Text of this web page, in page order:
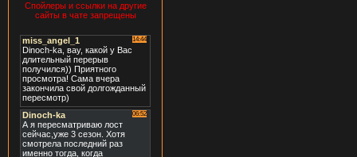
Спойлеры и ссылки на другие
сайты в чате запрещены